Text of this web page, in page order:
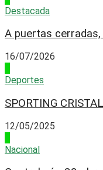
Destacada
A puertas
16/07/2026
Deportes
SPORTING
12/05/2025
Nacional